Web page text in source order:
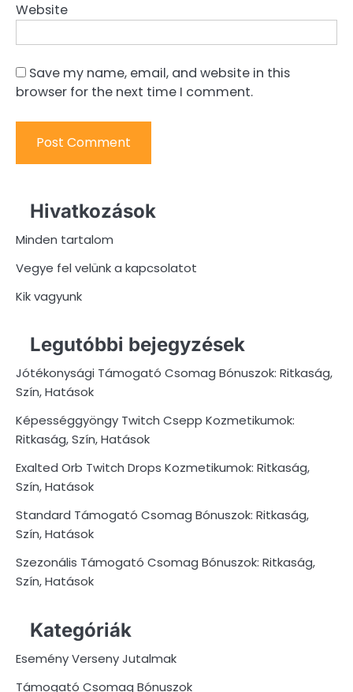
Website
Save my name, email, and website in this
browser for the next time I comment.
Hivatkozások
Minden tartalom
Vegye fel velünk a kapcsolatot
Kik vagyunk
Legutóbbi bejegyzések
Jótékonysági Támogató Csomag Bónuszok: Ritkaság,
Szín, Hatások
Képességgyöngy Twitch Csepp Kozmetikumok:
Ritkaság, Szín, Hatások
Exalted Orb Twitch Drops Kozmetikumok: Ritkaság,
Szín, Hatások
Standard Támogató Csomag Bónuszok: Ritkaság,
Szín, Hatások
Szezonális Támogató Csomag Bónuszok: Ritkaság,
Szín, Hatások
Kategóriák
Esemény Verseny Jutalmak
Támogató Csomag Bónuszok